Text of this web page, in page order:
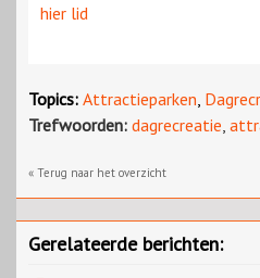
hier lid
Topics: Attractieparken,
Trefwoorden: dagrecreatie,
« Terug naar het overzicht
Gerelateerde berichten: